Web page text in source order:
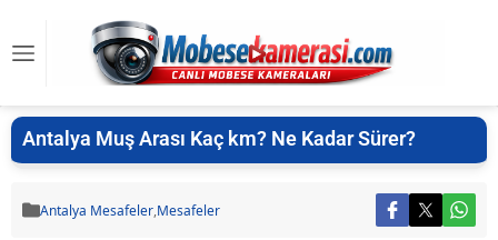
Antalya Muş Arası Kaç km? Ne Kadar Sürer?
Antalya Mesafeler,Mesafeler